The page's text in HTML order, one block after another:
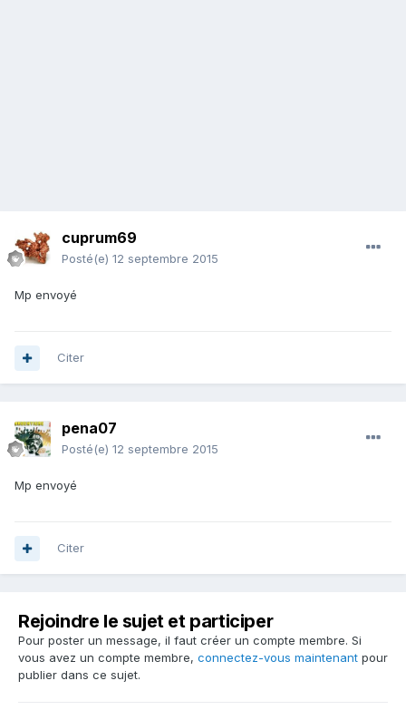
cuprum69
Posté(e) 12 septembre 2015
Mp envoyé
Citer
pena07
Posté(e) 12 septembre 2015
Mp envoyé
Citer
Rejoindre le sujet et participer
Pour poster un message, il faut créer un compte membre. Si
vous avez un compte membre, connectez-vous maintenant pour
publier dans ce sujet.